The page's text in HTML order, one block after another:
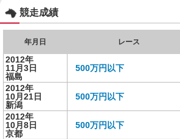
競走成績
年月日 レース
2012年
11月3日
福島
500万円以下
2012年
10月21日
新潟
500万円以下
2012年
10月8日
京都
500万円以下